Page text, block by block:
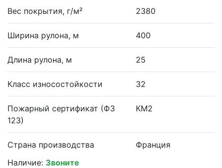
Вес покрытия, г/м² 2380
Ширина рулона, м 400
Длина рулона, м 25
Класс износостойкости 32
Пожарный сертификат (ФЗ
123)
КМ2
Страна производства
Франция
Наличие: Звоните